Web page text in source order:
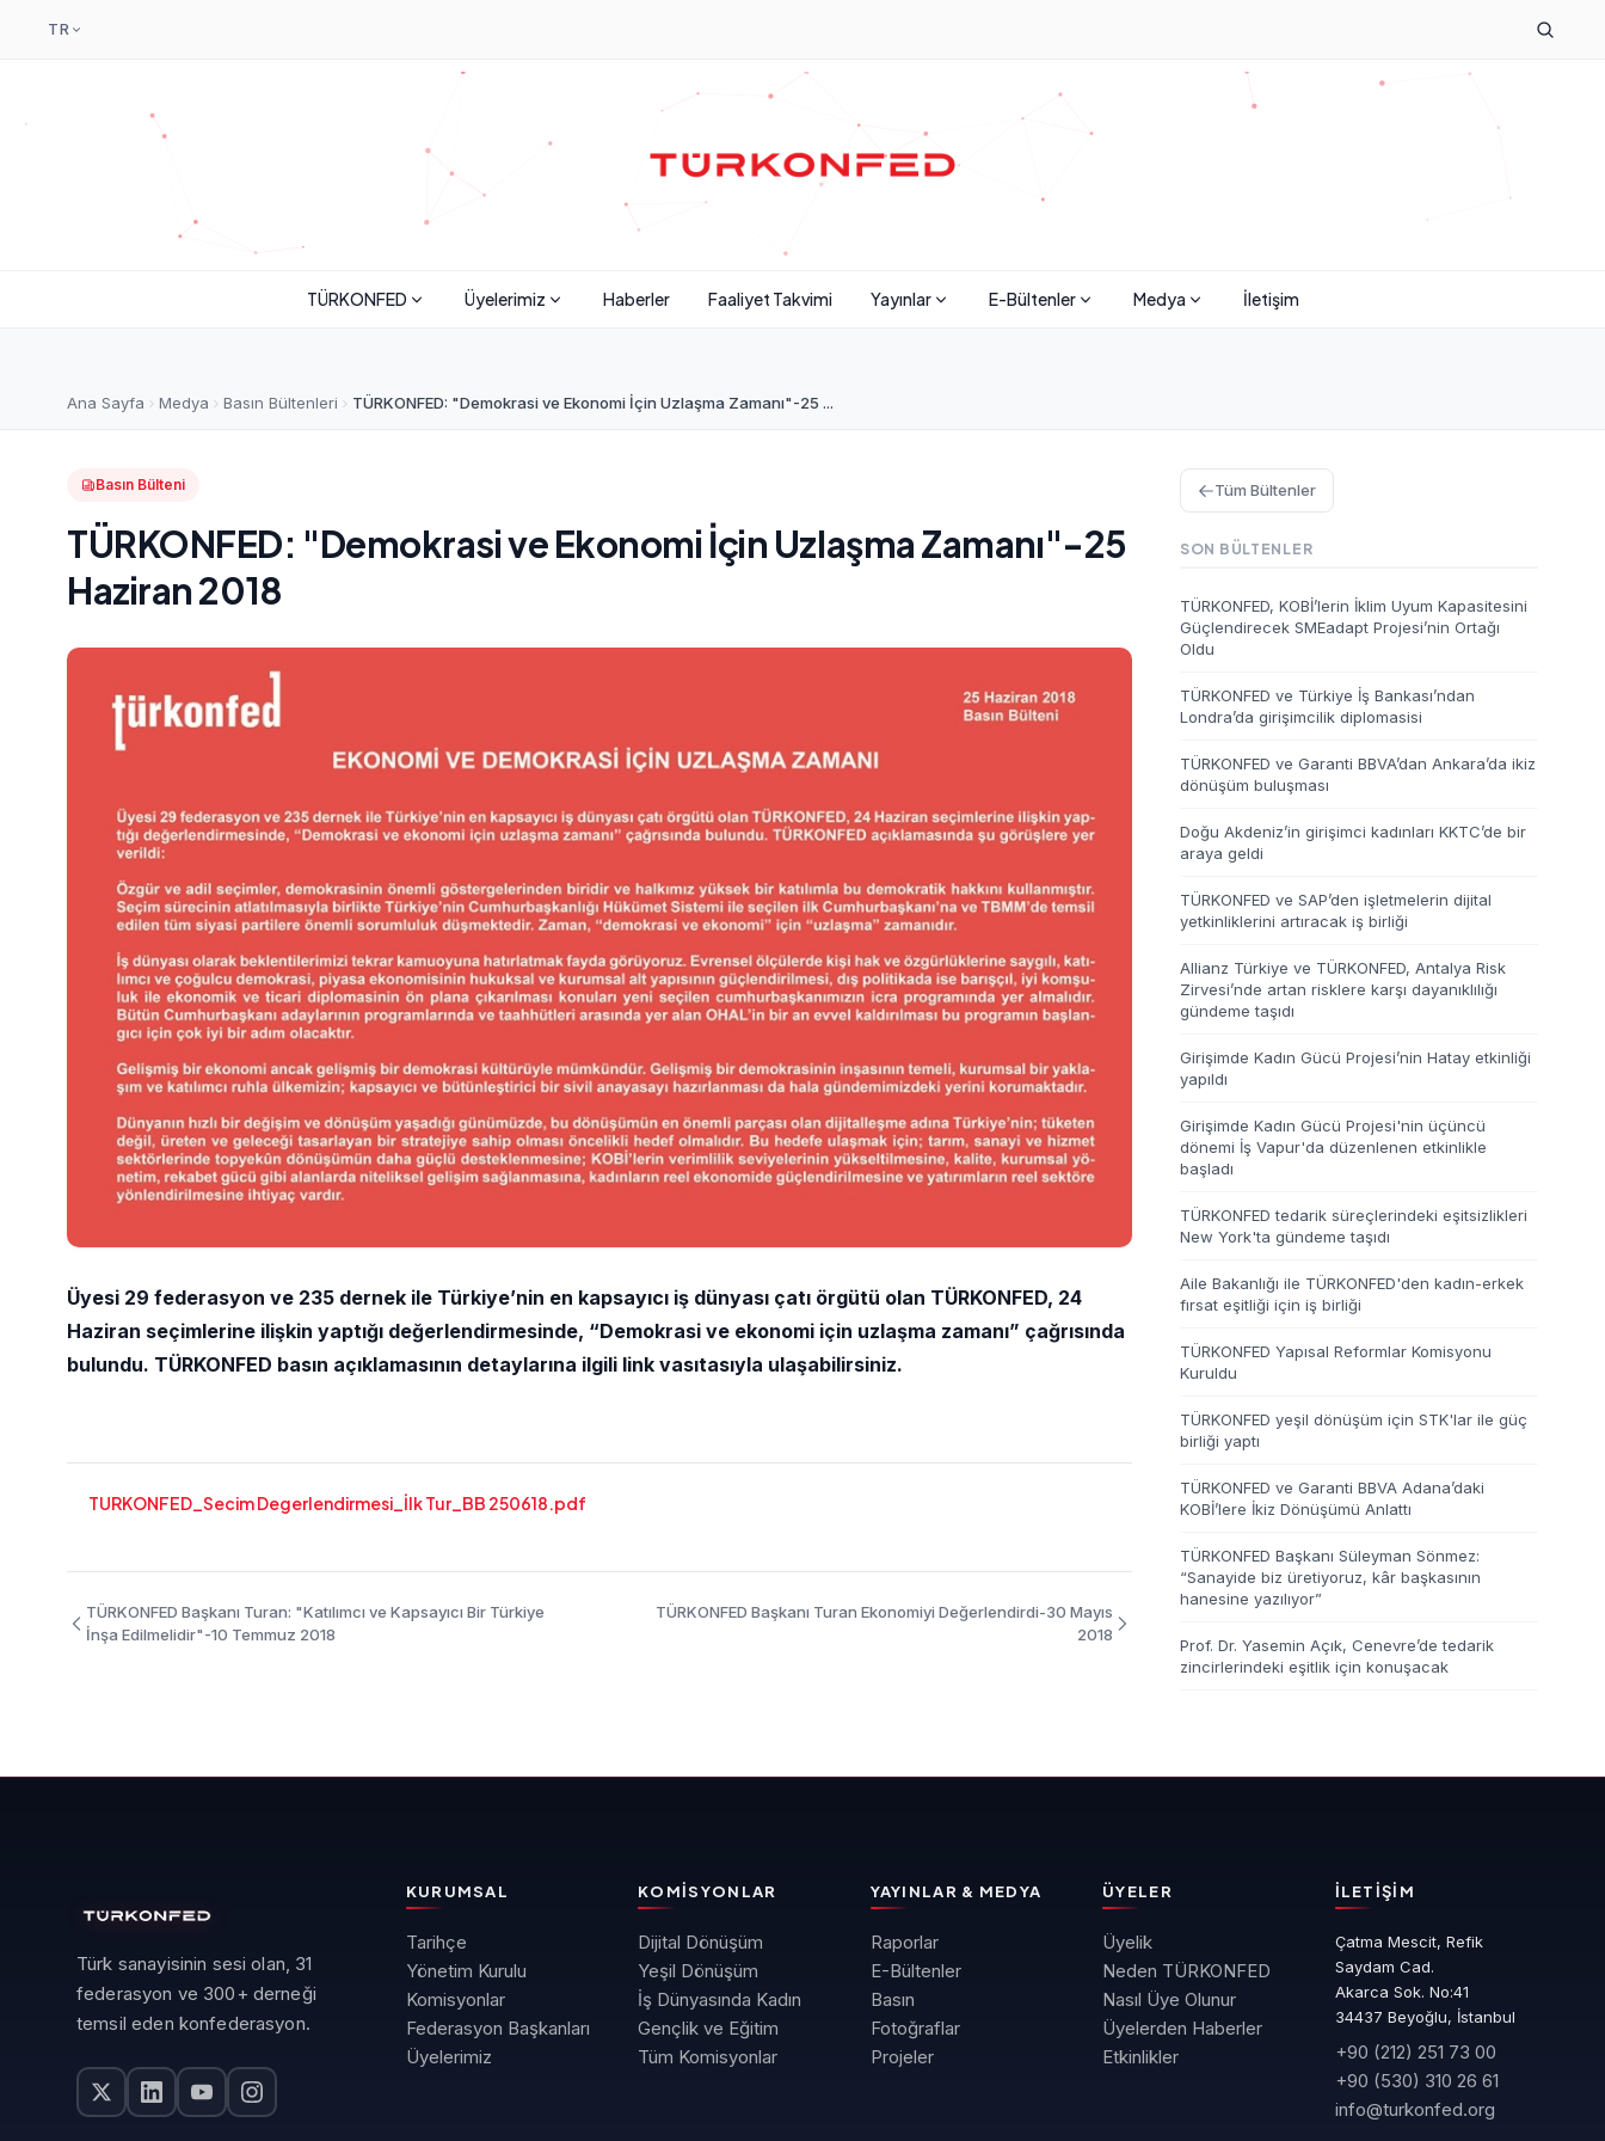
TR
TÜRKONFED Üyelerimiz Haberler Faaliyet Takvimi Yayınlar E-Bültenler Medya İletişim
Ana Sayfa Medya Basın Bültenleri TÜRKONFED: "Demokrasi ve Ekonomi İçin Uzlaşma Zamanı"-25 ...
Basın Bülteni
TÜRKONFED: "Demokrasi ve Ekonomi İçin Uzlaşma Zamanı"-25
Haziran 2018
Üyesi 29 federasyon ve 235 dernek ile Türkiye’nin en kapsayıcı iş dünyası çatı örgütü olan TÜRKONFED, 24
Haziran seçimlerine ilişkin yaptığı değerlendirmesinde, “Demokrasi ve ekonomi için uzlaşma zamanı” çağrısında
bulundu. TÜRKONFED basın açıklamasının detaylarına ilgili link vasıtasıyla ulaşabilirsiniz.
TURKONFED_Secim Degerlendirmesi_İlk Tur_BB 250618.pdf
TÜRKONFED Başkanı Turan: "Katılımcı ve Kapsayıcı Bir Türkiye
İnşa Edilmelidir"-10 Temmuz 2018
TÜRKONFED Başkanı Turan Ekonomiyi Değerlendirdi-30 Mayıs
2018
Tüm Bültenler
SON BÜLTENLER
TÜRKONFED, KOBİ’lerin İklim Uyum Kapasitesini
Güçlendirecek SMEadapt Projesi’nin Ortağı
Oldu
TÜRKONFED ve Türkiye İş Bankası’ndan
Londra’da girişimcilik diplomasisi
TÜRKONFED ve Garanti BBVA’dan Ankara’da ikiz
dönüşüm buluşması
Doğu Akdeniz’in girişimci kadınları KKTC’de bir
araya geldi
TÜRKONFED ve SAP’den işletmelerin dijital
yetkinliklerini artıracak iş birliği
Allianz Türkiye ve TÜRKONFED, Antalya Risk
Zirvesi’nde artan risklere karşı dayanıklılığı
gündeme taşıdı
Girişimde Kadın Gücü Projesi’nin Hatay etkinliği
yapıldı
Girişimde Kadın Gücü Projesi'nin üçüncü
dönemi İş Vapur'da düzenlenen etkinlikle
başladı
TÜRKONFED tedarik süreçlerindeki eşitsizlikleri
New York'ta gündeme taşıdı
Aile Bakanlığı ile TÜRKONFED'den kadın-erkek
fırsat eşitliği için iş birliği
TÜRKONFED Yapısal Reformlar Komisyonu
Kuruldu
TÜRKONFED yeşil dönüşüm için STK'lar ile güç
birliği yaptı
TÜRKONFED ve Garanti BBVA Adana’daki
KOBİ’lere İkiz Dönüşümü Anlattı
TÜRKONFED Başkanı Süleyman Sönmez:
“Sanayide biz üretiyoruz, kâr başkasının
hanesine yazılıyor”
Prof. Dr. Yasemin Açık, Cenevre’de tedarik
zincirlerindeki eşitlik için konuşacak
Türk sanayisinin sesi olan, 31
federasyon ve 300+ derneği
temsil eden konfederasyon.
KURUMSAL
Tarihçe
Yönetim Kurulu
Komisyonlar
Federasyon Başkanları
Üyelerimiz
KOMISYONLAR
Dijital Dönüşüm
Yeşil Dönüşüm
İş Dünyasında Kadın
Gençlik ve Eğitim
Tüm Komisyonlar
YAYINLAR & MEDYA
Raporlar
E-Bültenler
Basın
Fotoğraflar
Projeler
ÜYELER
Üyelik
Neden TÜRKONFED
Nasıl Üye Olunur
Üyelerden Haberler
Etkinlikler
İLETIŞIM
Çatma Mescit, Refik
Saydam Cad.
Akarca Sok. No:41
34437 Beyoğlu, İstanbul
+90 (212) 251 73 00
+90 (530) 310 26 61
info@turkonfed.org